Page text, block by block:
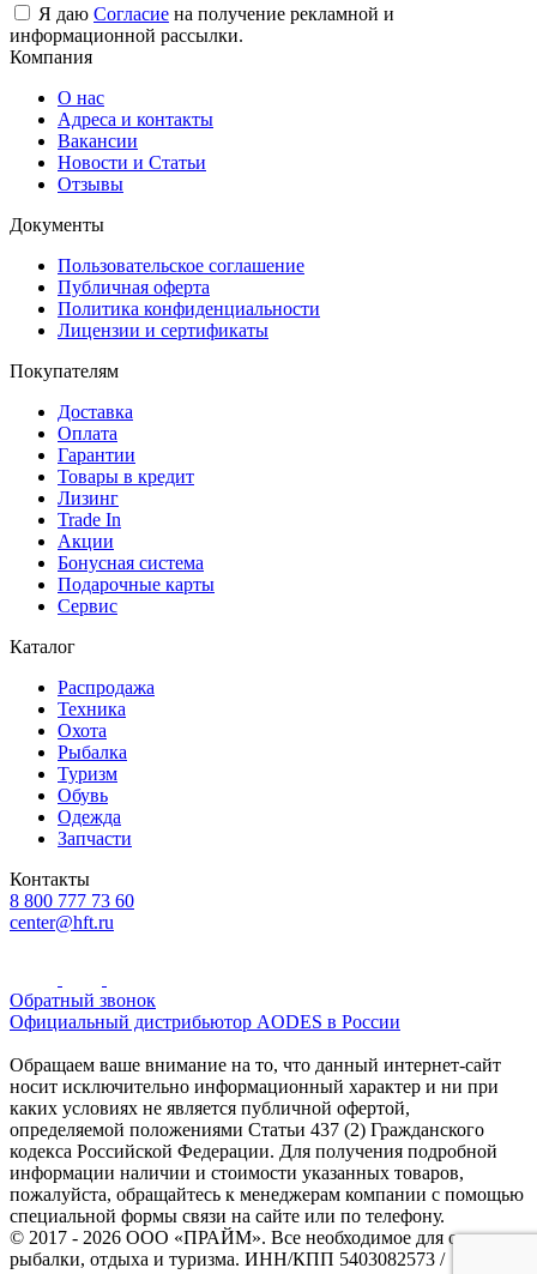
Я даю Согласие на получение рекламной и
информационной рассылки.
Компания
О нас
Адреса и контакты
Вакансии
Новости и Статьи
Отзывы
Документы
Пользовательское соглашение
Публичная оферта
Политика конфиденциальности
Лицензии и сертификаты
Покупателям
Доставка
Оплата
Гарантии
Товары в кредит
Лизинг
Trade In
Акции
Бонусная система
Подарочные карты
Сервис
Каталог
Распродажа
Техника
Охота
Рыбалка
Туризм
Обувь
Одежда
Запчасти
Контакты
8 800 777 73 60
center@hft.ru
Обратный звонок
Официальный дистрибьютор AODES в России
Обращаем ваше внимание на то, что данный интернет-сайт
носит исключительно информационный характер и ни при
каких условиях не является публичной офертой,
определяемой положениями Статьи 437 (2) Гражданского
кодекса Российской Федерации. Для получения подробной
информации наличии и стоимости указанных товаров,
пожалуйста, обращайтесь к менеджерам компании с помощью
специальной формы связи на сайте или по телефону.
© 2017 - 2026 ООО «ПРАЙМ». Все необходимое для охоты и
рыбалки, отдыха и туризма. ИНН/КПП 5403082573 /